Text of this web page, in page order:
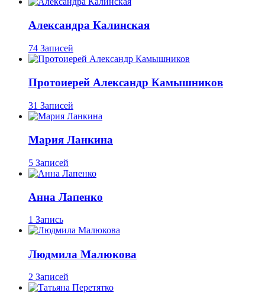
Александра Калинская
74 Записей
Протоиерей Александр Камышников
31 Записей
Мария Ланкина
5 Записей
Анна Лапенко
1 Запись
Людмила Малюкова
2 Записей